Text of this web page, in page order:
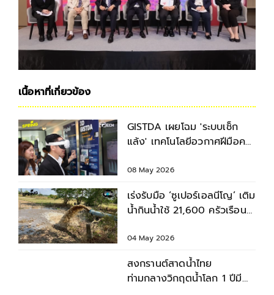
เนื้อหาที่เกี่ยวข้อง
GISTDA เผยโฉม 'ระบบเช็ก
แล้ง' เทคโนโลยีอวกาศฝีมือคน
08 May 2026
เร่งรับมือ ‘ซูเปอร์เอลนีโญ’ เติม
น้ำกินน้ำใช้ 21,600 ครัวเรือน
04 May 2026
สงกรานต์สาดน้ำไทย
ท่ามกลางวิกฤตน้ำโลก 1 ปีมี